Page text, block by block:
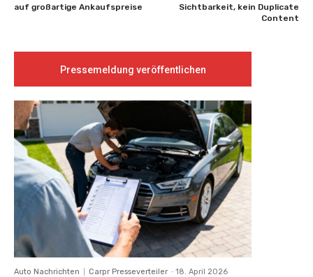
auf großartige Ankaufspreise
Sichtbarkeit, kein Duplicate
Content
Pressemeldung veröffentlichen
Auto Nachrichten Carpr Presseverteiler - 18. April 2026